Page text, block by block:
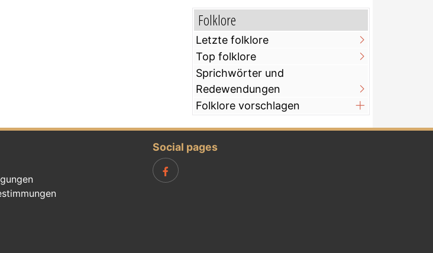
Folklore
Letzte folklore
Top folklore
Sprichwörter und
Redewendungen
Folklore vorschlagen
Social pages